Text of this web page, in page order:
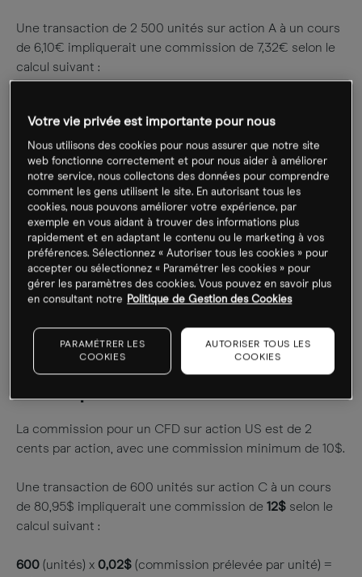
Une transaction de 2 500 unités sur action A à un cours
de 6,10€ impliquerait une commission de 7,32€ selon le
calcul suivant :
Mais une transaction de 100 unités sur action B à un prix
de 7,20€ entraînerait une commission minimum de
5,00€, selon le calcul suivant :
100(unités) x7,20(prix) =720€ x0,60%=4,32€
La commission liée à cette transaction étant inférieure
au minimum de5€alors le montant minimum de
commission de5€ s’appliquera.
La commission pour un CFD sur action US est de 2
cents par action, avec une commission minimum de 10$.
Une transaction de 600 unités sur action C à un cours
de 80,95$ impliquerait une commission de 12$ selon le
calcul suivant :
600 (unités) x 0,02$ (commission prélevée par unité) =
Votre vie privée est importante pour nous
Nous utilisons des cookies pour nous assurer que notre site
web fonctionne correctement et pour nous aider à améliorer
notre service, nous collectons des données pour comprendre
comment les gens utilisent le site. En autorisant tous les
cookies, nous pouvons améliorer votre expérience, par
exemple en vous aidant à trouver des informations plus
rapidement et en adaptant le contenu ou le marketing à vos
préférences. Sélectionnez « Autoriser tous les cookies » pour
accepter ou sélectionnez « Paramétrer les cookies » pour
gérer les paramètres des cookies. Vous pouvez en savoir plus
en consultant notre Politique de Gestion des Cookies
PARAMÉTRER LES
COOKIES
AUTORISER TOUS LES
COOKIES